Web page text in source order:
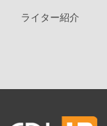
ライター紹介